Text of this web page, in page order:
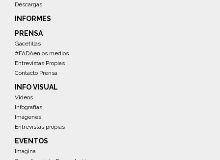
Descargas
INFORMES
PRENSA
Gacetillas
#FADAenlos medios
Entrevistas Propias
Contacto Prensa
INFO VISUAL
Videos
Infografías
Imágenes
Entrevistas propias
EVENTOS
Imagina